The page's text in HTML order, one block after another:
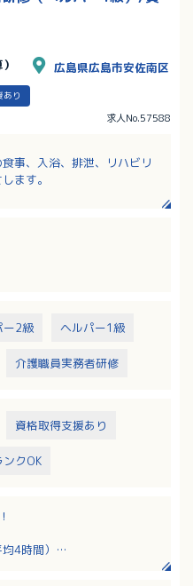
広島県広島市安佐南区
あり
求人No.57588
事、入浴、排泄、リハビリ
ます。
ー2級 ヘルパー1級
介護職員実務者研修
資格取得支援あり
ンクOK
4時間）